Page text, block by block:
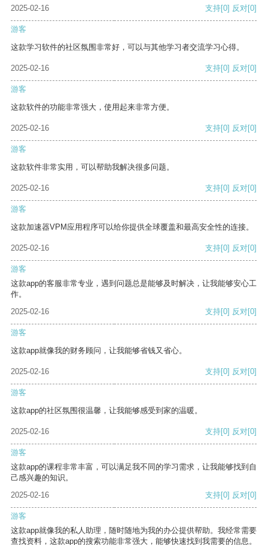
2025-02-16 支持[0] 反对[0]
游客
这款学习软件的社区氛围非常好，可以与其他学习者交流学习心得。
2025-02-16 支持[0] 反对[0]
游客
这款软件的功能非常强大，使用起来非常方便。
2025-02-16 支持[0] 反对[0]
游客
这款软件非常实用，可以帮助我解决很多问题。
2025-02-16 支持[0] 反对[0]
游客
这款加速器VPM应用程序可以给你提供全球覆盖和最高安全性的连接。
2025-02-16 支持[0] 反对[0]
游客
这款app的客服非常专业，遇到问题总是能够及时解决，让我能够安心工
作。
2025-02-16
支持[0] 反对[0]
游客
这款app就像我的财务顾问，让我能够省钱又省心。
2025-02-16 支持[0] 反对[0]
游客
这款app的社区氛围很温馨，让我能够感受到家的温暖。
2025-02-16 支持[0] 反对[0]
游客
这款app的课程非常丰富，可以满足我不同的学习需求，让我能够找到自
己感兴趣的知识。
2025-02-16
支持[0] 反对[0]
游客
这款app就像我的私人助理，随时随地为我的办公提供帮助。我经常需要
查找资料，这款app的搜索功能非常强大，能够快速找到我需要的信息。